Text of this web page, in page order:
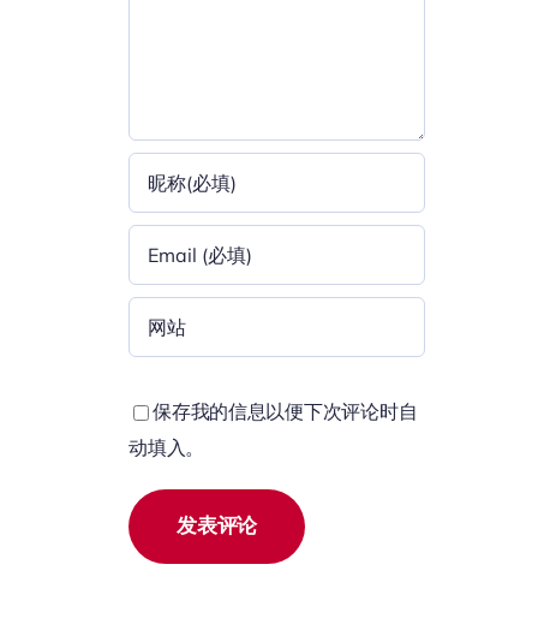
保存我的信息以便下次评论时自
动填入。